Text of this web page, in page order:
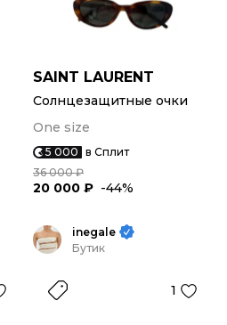
SAINT LAURENT
Солнцезащитные очки
One size
5 000 в Сплит
36 000 ₽
20 000 ₽ -44%
inegale
Бутик
1